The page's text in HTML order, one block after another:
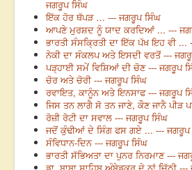
ਜਗਰੂਪ ਸਿੰਘ
ਇੱਕ ਹੋਰ ਥੱਪੜ … --- ਜਗਰੂਪ ਸਿੰਘ
ਆਪਣੇ ਮੁਰਸ਼ਦ ਨੂੰ ਯਾਦ ਕਰਦਿਆਂ ... ---
ਭਾਰਤੀ ਸੰਸਕ੍ਰਿਤੀ ਦਾ ਇੱਕ ਪੱਖ ਇਹ ਵੀ ...
ਨੇਕੀ ਦਾ ਸੰਕਲਪ ਅਤੇ ਇਸਦੀ ਵਰਤੋਂ ---
ਪੜ੍ਹਾਈ ਸਮੇਂ ਵਿਸ਼ਿਆਂ ਦੀ ਚੋਣ --- ਜਗਰੂਪ
ਚੋਰ ਅਤੇ ਚੋਰੀ --- ਜਗਰੂਪ ਸਿੰਘ
ਰਵਾਇਤ, ਕਾਨੂੰਨ ਅਤੇ ਇਨਸਾਫ --- ਜਗਰੂਪ
ਜਿਸ ਤਨ ਲਾਗੈ ਸੋ ਤਨ ਜਾਣੇ, ਕੌਣ ਜਾਨੈ ਪੀੜ
ਰੋਜ਼ੀ ਰੋਟੀ ਦਾ ਸਵਾਲ --- ਜਗਰੂਪ ਸਿੰਘ
ਜਦੋਂ ਕੁੰਢੀਆਂ ਦੇ ਸਿੰਗ ਫਸ ਗਏ ... --- ਜਗਰੂਪ
ਸੰਵਿਧਾਨ-ਦਿਨ --- ਜਗਰੂਪ ਸਿੰਘ
ਭਾਰਤੀ ਸੱਭਿਅਤਾ ਦਾ ਪੁਨਰ ਨਿਰਮਾਣ ---